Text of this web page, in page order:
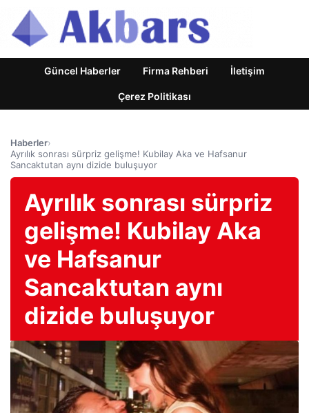
Güncel Haberler Firma Rehberi İletişim
Çerez Politikası
Haberler›
Ayrılık sonrası sürpriz gelişme! Kubilay Aka ve Hafsanur
Sancaktutan aynı dizide buluşuyor
Ayrılık sonrası sürpriz
gelişme! Kubilay Aka
ve Hafsanur
Sancaktutan aynı
dizide buluşuyor